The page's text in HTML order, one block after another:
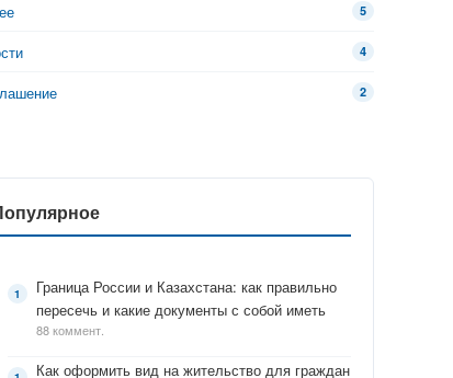
5
4
2
Граница России и Казахстана: как правильно
пересечь и какие документы с собой иметь
88 коммент.
Как оформить вид на жительство для граждан